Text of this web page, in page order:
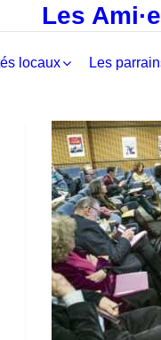
Les
locaux Les